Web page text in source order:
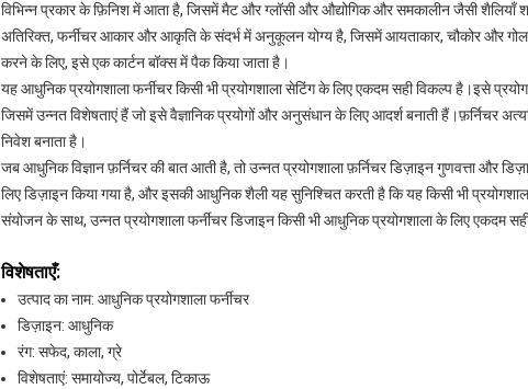
विभिन्न प्रकार के फ़िनिश में आता है, जिसमें मैट और ग्लॉसी और औद्योगिक और समकालीन जैसी शैलियाँ
अतिरिक्त, फर्नीचर आकार और आकृति के संदर्भ में अनुकूलन योग्य है, जिसमें आयताकार, चौकोर और गोल
करने के लिए, इसे एक कार्टन बॉक्स में पैक किया जाता है।
यह आधुनिक प्रयोगशाला फर्नीचर किसी भी प्रयोगशाला सेटिंग के लिए एकदम सही विकल्प है।इसे
जिसमें उन्नत विशेषताएं हैं जो इसे वैज्ञानिक प्रयोगों और अनुसंधान के लिए आदर्श बनाती हैं।फ़र्निचर
निवेश बनाता है।
जब आधुनिक विज्ञान फ़र्निचर की बात आती है, तो उन्नत प्रयोगशाला फ़र्निचर डिज़ाइन गुणवत्ता और
लिए डिज़ाइन किया गया है, और इसकी आधुनिक शैली यह सुनिश्चित करती है कि यह किसी भी
संयोजन के साथ, उन्नत प्रयोगशाला फर्नीचर डिजाइन किसी भी आधुनिक प्रयोगशाला के लिए एकदम
विशेषताएँ:
उत्पाद का नाम: आधुनिक प्रयोगशाला फर्नीचर
डिज़ाइन: आधुनिक
रंग: सफेद, काला, ग्रे
विशेषताएं: समायोज्य, पोर्टेबल, टिकाऊ